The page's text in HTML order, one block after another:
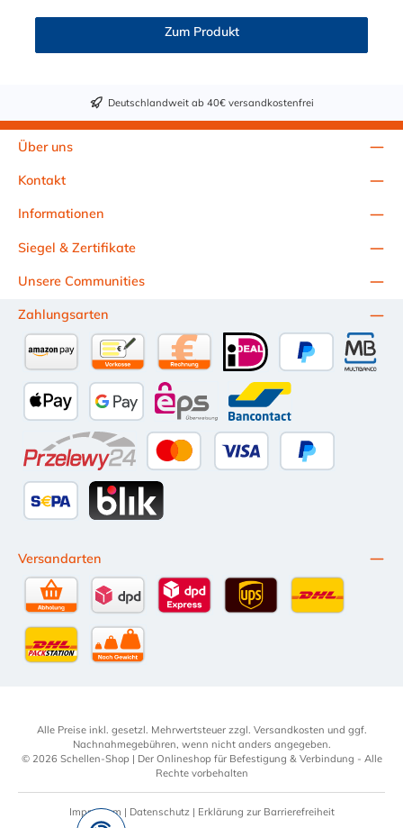
Lasten die passende Anschlussnennweite. Die Ausführung mit
galvanischer Verzinkung ist für Installationen in Gebäuden
geeignet, die Versionen aus Edelstahl für die Installation im
Zum Produkt
Deutschlandweit ab 40€ versandkostenfrei
Über uns
Kontakt
Informationen
Unsere Communities
Siegel & Zertifikate
Zahlungsarten
Kauf auf Rechnung (10 Tage Netto)
iDEAL
Apple Pay Google Pay eps Bancontact
Przelewy24
Amazon PayVorkasse per Überweisung
Versandarten
DPD Standardversand
Selbstabholung
Alle Preise inkl. gesetzl. Mehrwertsteuer zzgl. Versandkosten und ggf.
Nachnahmegebühren, wenn nicht anders angegeben.
© 2026 Schellen-Shop | Der Onlineshop für Befestigung & Verbindung - Alle
Rechte vorbehalten
Impressum | Datenschutz | Erklärung zur Barrierefreiheit